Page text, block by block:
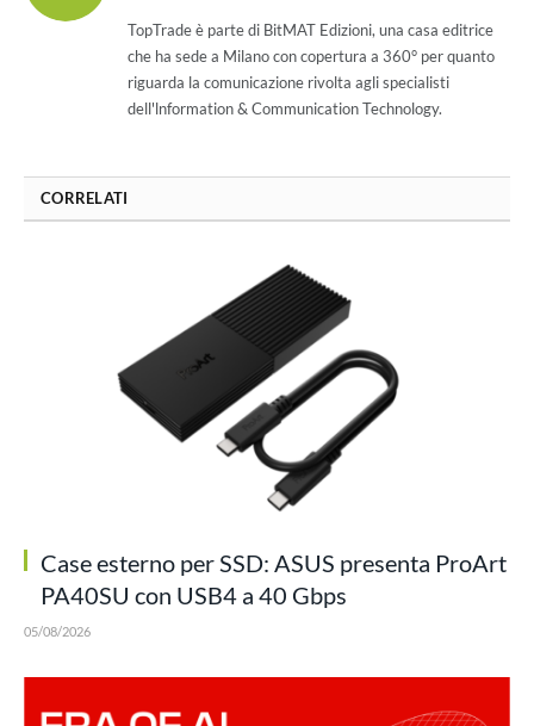
TopTrade è parte di BitMAT Edizioni, una casa editrice
che ha sede a Milano con copertura a 360° per quanto
riguarda la comunicazione rivolta agli specialisti
dell'lnformation & Communication Technology.
CORRELATI
Case esterno per SSD: ASUS presenta ProArt
PA40SU con USB4 a 40 Gbps
05/08/2026